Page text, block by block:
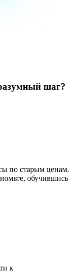
шаг?
по старым ценам.
обучившись
к